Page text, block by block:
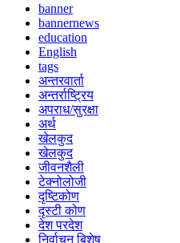
banner
bannernews
education
English
tags
अन्तरवार्ता
अन्तर्राष्ट्रिय
अपराध/सुरक्षा
अर्थ
खेलकुद
खेलकुद
जीवनशैली
टेक्नोलोजी
दृष्टिकोण
दृस्टी कोण
देश परदेश
निर्वाचन बिशेष